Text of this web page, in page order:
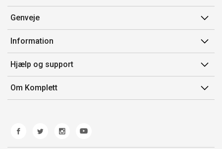
Genveje
Min side
Ordrehistorik
Gavekort
Information
Salgsbetingelser
Mærker/producent
Fortrydelsesret
Hjælp og support
Kontakt os
Kundeservice
Fejl/Mangler
Fragt og levering
Om Komplett